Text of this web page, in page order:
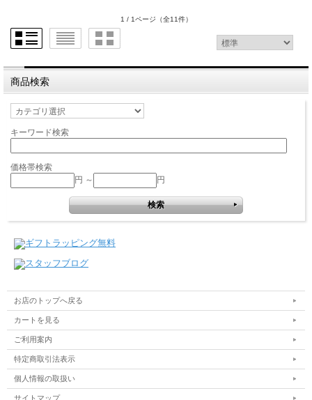
1 / 1ページ （全11件）
商品検索
キーワード検索
価格帯検索
円 ～
円
お店のトップへ戻る
カートを見る
ご利用案内
特定商取引法表示
個人情報の取扱い
サイトマップ